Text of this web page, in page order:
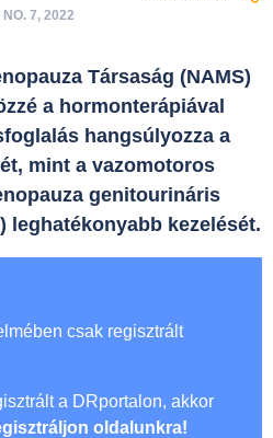
NO. 7, 2022
Társaság (NAMS)
a hormonterápiával
hangsúlyozza a
mint a vazomotoros
genitourináris
leghatékonyabb kezelését.
csak regisztrált
a DRportalon, akkor
oldalunkra!